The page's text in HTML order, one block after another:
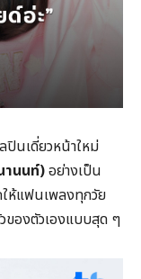
ปินเดี่ยวหน้าใหม่
านนท์)อย่างเป็น
ให้แฟนเพลงทุกวัย
ของตัวเองแบบสุด ๆ